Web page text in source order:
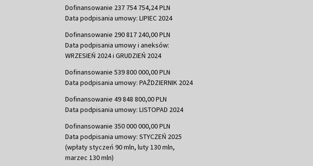
Dofinansowanie 237 754 754,24 PLN
Data podpisania umowy: LIPIEC 2024
Dofinansowanie 290 817 240,00 PLN
Data podpisania umowy i aneksów:
WRZESIEŃ 2024 i GRUDZIEŃ 2024
Dofinansowanie 539 800 000,00 PLN
Data podpisania umowy: PAŹDZIERNIK 2024
Dofinansowanie 49 848 800,00 PLN
Data podpisania umowy: LISTOPAD 2024
Dofinansowanie 350 000 000,00 PLN
Data podpisania umowy: STYCZEŃ 2025
(wpłaty styczeń 90 mln, luty 130 mln,
marzec 130 mln)